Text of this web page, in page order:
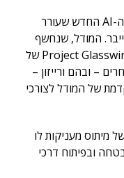
הדו"ח אינו כולל מידע על מיתוס – מודל ה-AI החדש שעורר
המודל, שנחשף
ב־7 באפריל, מופעל במסגרת פרויקט Project Glasswing של
– ובהם ורייזון –
של המודל לצורכי
מיתוס מעניקות לו
ובפיתוח דרכי